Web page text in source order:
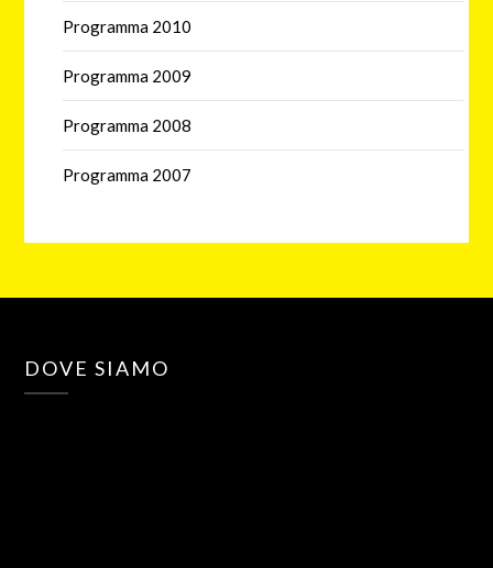
Programma 2010
Programma 2009
Programma 2008
Programma 2007
DOVE SIAMO